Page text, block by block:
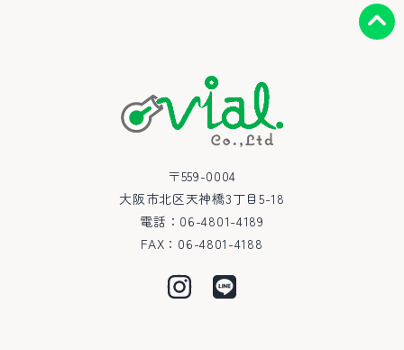
〒559-0004
大阪市北区天神橋3丁目5-18
電話： 06-4801-4189
FAX：06-4801-4188